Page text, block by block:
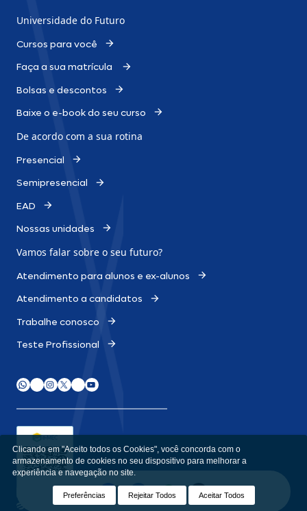
Universidade do Futuro
Cursos para você
Faça a sua matrícula
Bolsas e descontos
Baixe o e-book do seu curso
De acordo com a sua rotina
Presencial
Semipresencial
EAD
Nossas unidades
Vamos falar sobre o seu futuro?
Atendimento para alunos e ex-alunos
Atendimento a candidatos
Trabalhe conosco
Teste Profissional
e-MEC
Consulte aqui o cadastro da Instituição no Sistema e-MEC ou
acesseemec.mec.gov.br
Desenvolvido por Apiki WordPress I © Todos os Direitos Reservados.
Clicando em "Aceito todos os Cookies", você concorda com o
armazenamento de cookies no seu dispositivo para melhorar a
experiência e navegação no site.
Preferências Rejeitar Todos Aceitar Todos